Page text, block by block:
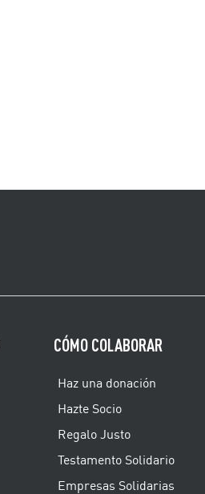
CÓMO COLABORAR
Haz una donación
Hazte Socio
Regalo Justo
Testamento Solidario
Empresas Solidarias